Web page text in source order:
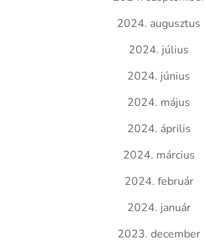
2024. augusztus
2024. július
2024. június
2024. május
2024. április
2024. március
2024. február
2024. január
2023. december